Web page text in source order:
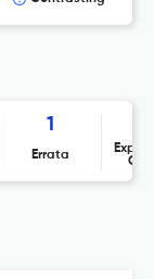
1
Errata